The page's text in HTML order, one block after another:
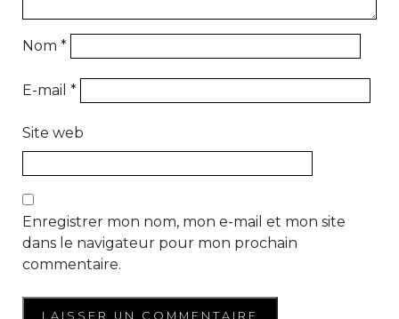
Nom *
E-mail *
Site web
Enregistrer mon nom, mon e-mail et mon site
dans le navigateur pour mon prochain
commentaire.